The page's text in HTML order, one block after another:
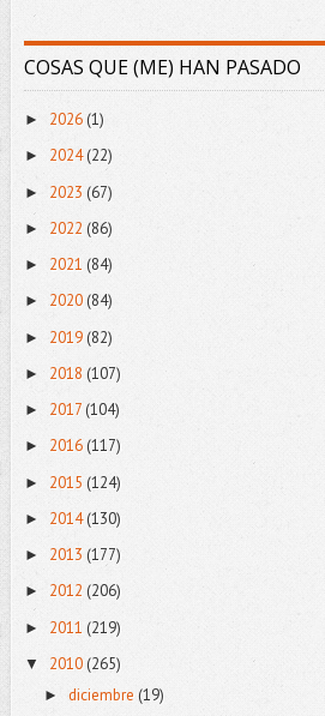
COSAS QUE (ME) HAN PASADO
► 2026 (1)
► 2024(22)
► 2023 (67)
► 2022 (86)
► 2021 (84)
► 2020(84)
► 2019(82)
► 2018 (107)
► 2017(104)
► 2016 (117)
► 2015 (124)
► 2014(130)
► 2013 (177)
► 2012 (206)
► 2011 (219)
▼ 2010(265)
► diciembre (19)